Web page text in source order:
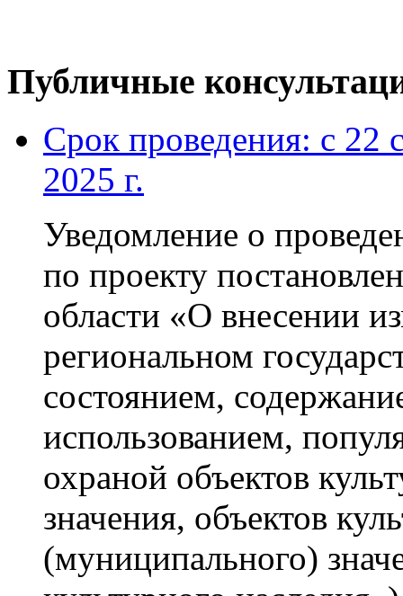
Публичные
Срок проведения: с 22
2025 г.
Уведомление о
по проекту
области «О внесении
региональном
состоянием,
использованием,
охраной объектов
значения, объектов
(муниципального)